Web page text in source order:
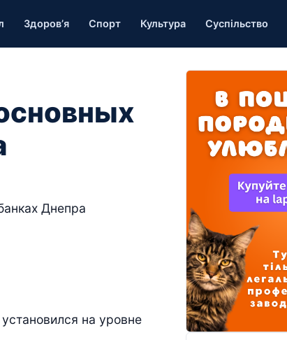
Здоров’я Спорт Культура Суспільство
Днепра
на уровне